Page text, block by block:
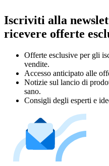
Iscriviti alla
ricevere offerte
Offerte esclusive per gli
vendite.
Accesso anticipato alle
Notizie sul lancio di
sano.
Consigli degli esperti e